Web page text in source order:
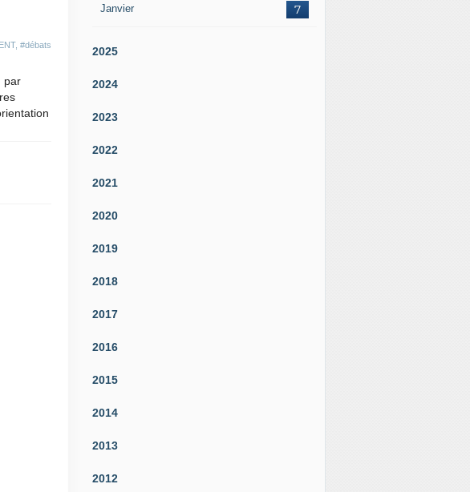
, #débats
par
Janvier 7
2025
2024
2023
2022
2021
2020
2019
2018
2017
2016
2015
2014
2013
2012